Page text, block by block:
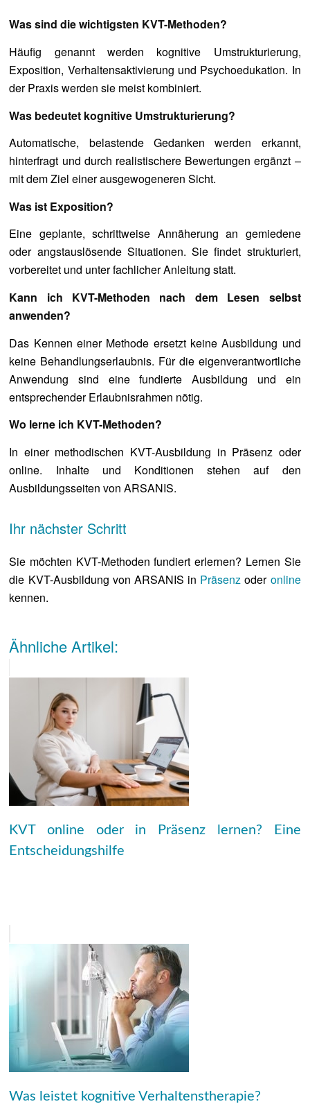
Was sind die wichtigsten KVT-Methoden?
Häufig genannt werden kognitive Umstrukturierung,
Exposition, Verhaltensaktivierung und Psychoedukation. In
der Praxis werden sie meist kombiniert.
Was bedeutet kognitive Umstrukturierung?
Automatische, belastende Gedanken werden erkannt,
hinterfragt und durch realistischere Bewertungen ergänzt –
mit dem Ziel einer ausgewogeneren Sicht.
Was ist Exposition?
Eine geplante, schrittweise Annäherung an gemiedene
oder angstauslösende Situationen. Sie findet strukturiert,
vorbereitet und unter fachlicher Anleitung statt.
Kann ich KVT-Methoden nach dem Lesen selbst
anwenden?
Das Kennen einer Methode ersetzt keine Ausbildung und
keine Behandlungserlaubnis. Für die eigenverantwortliche
Anwendung sind eine fundierte Ausbildung und ein
entsprechender Erlaubnisrahmen nötig.
Wo lerne ich KVT-Methoden?
In einer methodischen KVT-Ausbildung in Präsenz oder
online. Inhalte und Konditionen stehen auf den
Ausbildungsseiten von ARSANIS.
Ihr nächster Schritt
Sie möchten KVT-Methoden fundiert erlernen? Lernen Sie
die KVT-Ausbildung von ARSANIS in Präsenz oder online
kennen.
Ähnliche Artikel:
KVT online oder in Präsenz lernen? Eine
Entscheidungshilfe
Was leistet kognitive Verhaltenstherapie?